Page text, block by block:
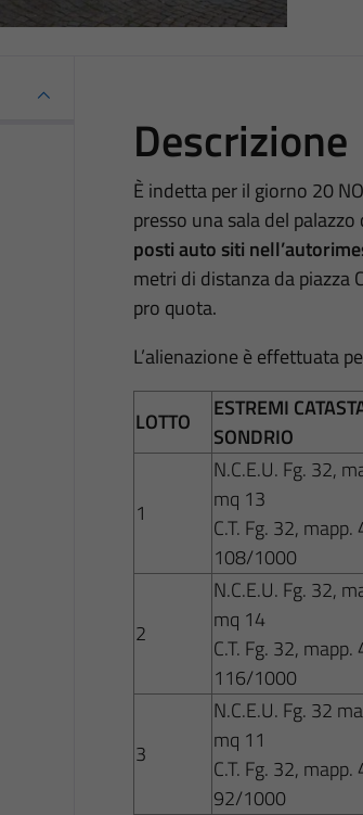
Descrizione
È indetta per il giorno 20
presso una sala del
posti auto siti
metri di distanza da piazza
pro quota.
L’alienazione è effettuata
LOTTO
ESTREMI
SONDRIO
1
N.C.E.U. Fg. 32,
mq 13
C.T. Fg. 32,
108/1000
2
N.C.E.U. Fg. 32,
mq 14
C.T. Fg. 32,
116/1000
3
N.C.E.U. Fg. 32
mq 11
C.T. Fg. 32,
92/1000